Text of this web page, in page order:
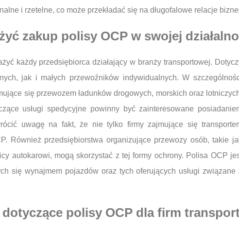
i rzetelne, co może przekładać się na długofalowe relacje
zakup polisy OCP w swojej
każdy przedsiębiorca działający w branży transportowej.
jak i małych przewoźników indywidualnych. W
się przewozem ładunków drogowych, morskich oraz
usługi spedycyjne powinny być zainteresowane
uwagę na fakt, że nie tylko firmy zajmujące się
Również przedsiębiorstwa organizujące przewozy osób, takie
autokarowi, mogą skorzystać z tej formy ochrony. Polisa OCP
się wynajmem pojazdów oraz tych oferujących usługi związane
polisy OCP dla firm